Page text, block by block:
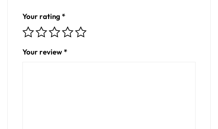
Your rating *
Your review*